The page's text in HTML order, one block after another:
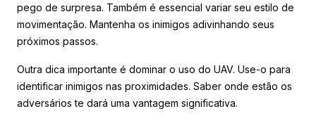
pego de surpresa. Também é essencial variar seu estilo de
movimentação. Mantenha os inimigos adivinhando seus
próximos passos.
Outra dica importante é dominar o uso do UAV. Use-o para
identificar inimigos nas proximidades. Saber onde estão os
adversários te dará uma vantagem significativa.